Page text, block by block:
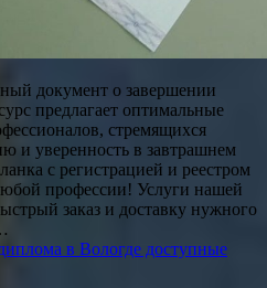
документ о завершении
предлагает оптимальные
стремящихся
и уверенность в завтрашнем
с регистрацией и реестром
профессии! Услуги нашей
заказ и доставку нужного
в Вологде доступные